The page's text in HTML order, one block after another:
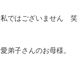
私ではございません 笑
愛弟子さんのお母様。